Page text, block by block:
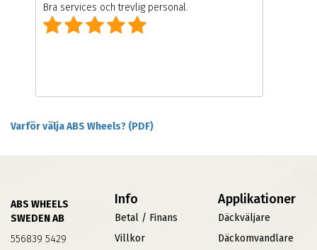
Bra services och trevlig personal.
Varför välja ABS Wheels? (PDF)
ABS WHEELS
SWEDEN AB
556839 5429
Info
Betal / Finans
Villkor
Applikationer
Däckväljare
Däckomvandlare